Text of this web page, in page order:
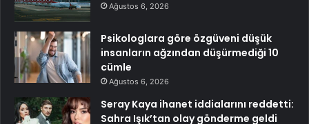
Ağustos 6, 2026
Psikologlara göre özgüveni düşük
insanların ağzından düşürmediği 10
cümle
Ağustos 6, 2026
Seray Kaya ihanet iddialarını reddetti:
Sahra Işık’tan olay gönderme geldi